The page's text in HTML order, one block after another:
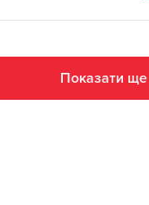
Показати ще